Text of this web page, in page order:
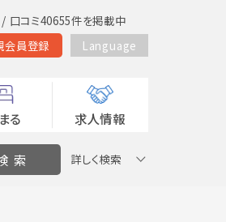
/ 口コミ40655件を掲載中
会員登録 Language
る 求人情報
詳しく検索